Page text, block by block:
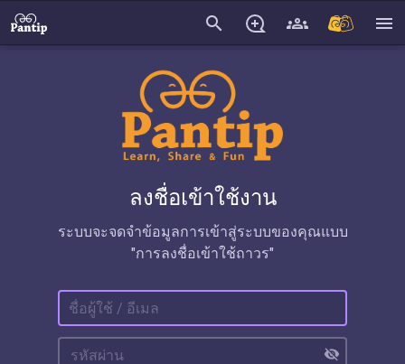
search menu
ลงชื่อเข้าใช้งาน
ระบบจะจดจำข้อมูลการเข้าสู่ระบบของคุณแบบ
"การลงชื่อเข้าใช้ถาวร"
visibility_off